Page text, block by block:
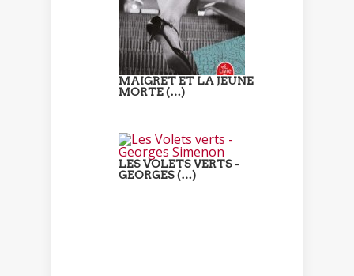
MAIGRET ET LA JEUNE
MORTE (…)
LES VOLETS VERTS -
GEORGES (…)